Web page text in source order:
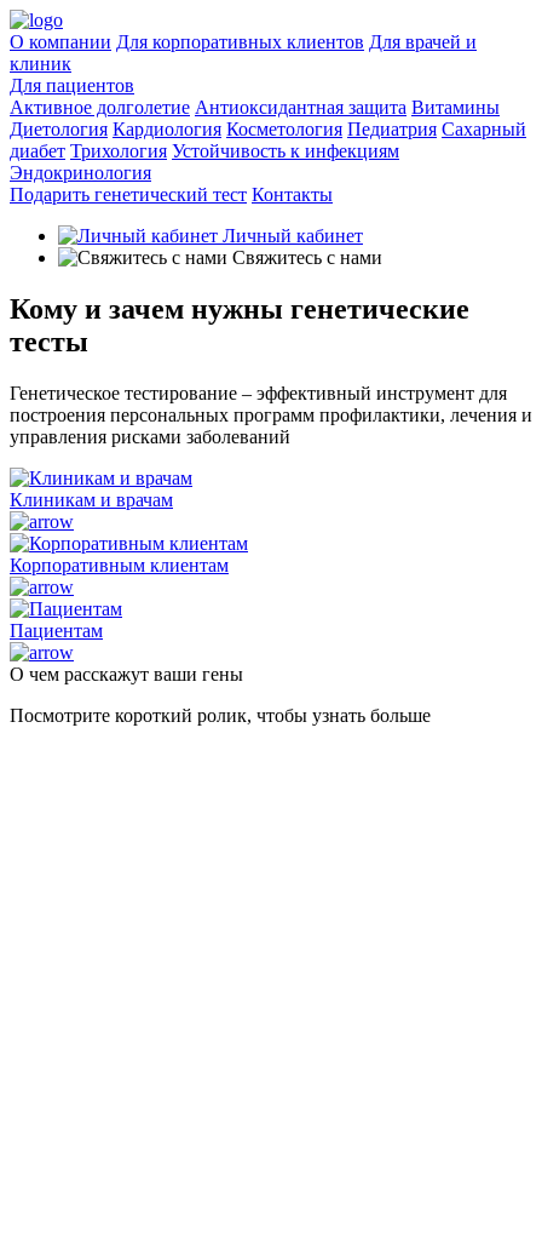
О компании Для корпоративных клиентов Для врачей и
клиник
Для пациентов
Активное долголетие Антиоксидантная защита Витамины
Диетология Кардиология Косметология Педиатрия Сахарный
диабет Трихология Устойчивость к инфекциям
Эндокринология
Подарить генетический тест Контакты
Личный кабинет
Свяжитесь с нами
Кому и зачем нужны генетические
тесты
Генетическое тестирование – эффективный инструмент для
построения персональных программ профилактики, лечения и
управления рисками заболеваний
Клиникам и врачам
Корпоративным клиентам
Пациентам
О чем расскажут ваши гены
Посмотрите короткий ролик, чтобы узнать больше